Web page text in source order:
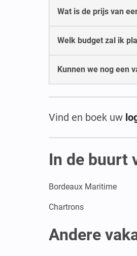
Wat is de prijs van
Welk budget zal ik
Kunnen we nog een
Vind en boek uw
In de buurt
Bordeaux Maritime
Chartrons
Andere